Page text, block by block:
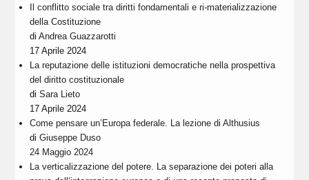
Il conflitto sociale tra diritti fondamentali e ri-materializzazione
della Costituzione
diAndrea Guazzarotti
17 Aprile 2024
La reputazione delle istituzioni democratiche nella prospettiva
del diritto costituzionale
diSara Lieto
17 Aprile 2024
Come pensare un’Europa federale. La lezione di Althusius
diGiuseppe Duso
24 Maggio 2024
La verticalizzazione del potere. La separazione dei poteri alla